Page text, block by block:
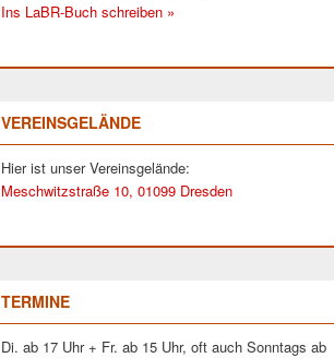
Ins LaBR-Buch schreiben »
VEREINSGELÄNDE
Hier ist unser Vereinsgelände:
Meschwitzstraße 10, 01099 Dresden
TERMINE
Di. ab 17 Uhr + Fr. ab 15 Uhr, oft auch Sonntags ab